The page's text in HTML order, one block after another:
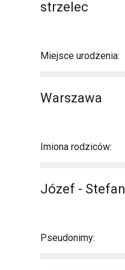
strzelec
Miejsce urodzenia:
Warszawa
Imiona rodziców:
Józef -
Pseudonimy: